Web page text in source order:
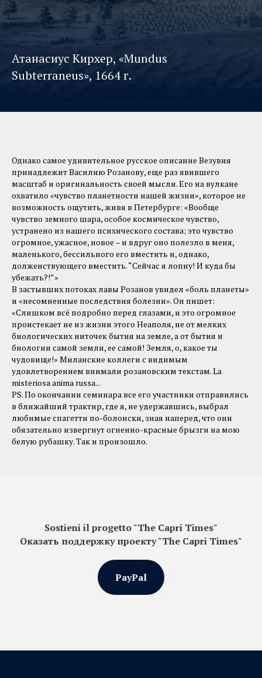
Атанасиус Кирхер, «Mundus
Subterraneus», 1664 г.
Однако самое удивительное русское описание Везувия
принадлежит Василию Розанову, еще раз явившего
масштаб и оригинальность своей мысли. Его на вулкане
охватило «чувство планетности нашей жизни», которое не
возможность ощутить, живя в Петербурге: «Вообще
чувство земного шара, особое космическое чувство,
устранено из нашего психического состава; это чувство
огромное, ужасное, новое – и вдруг оно полезло в меня,
маленького, бессильного его вместить и, однако,
долженствующего вместить. “Сейчас я лопну! И куда бы
убежать?!”»
В застывших потоках лавы Розанов увидел «боль планеты»
и «несомненные последствия болезни». Он пишет:
«Слишком всё подробно перед глазами, и это огромное
проистекает не из жизни этого Неаполя, не от мелких
биологических ниточек бытия на земле, а от бытия и
биологии самой земли, ее самой! Земля, о, какое ты
чудовище!» Миланские коллеги с видимым
удовлетворением внимали розановским текстам. La
misteriosa anima russa...
PS. По окончании семинара все его участники отправились
в ближайший трактир, где я, не удержавшись, выбрал
любимые спагетти по-болонски, зная наперед, что они
обязательно извергнут огненно-красные брызги на мою
белую рубашку. Так и произошло.
Sostieni il progetto "The Capri Times"
Оказать поддержку проекту "The Capri Times"
PayPal